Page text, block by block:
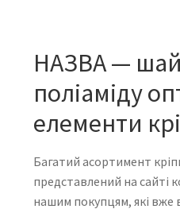
НАЗВА —
поліаміду
елементи
Багатий асортимент
представлений на сайті
нашим покупцям, які вже